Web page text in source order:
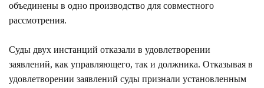
объединены в одно производство для совместного
рассмотрения.
Суды двух инстанций отказали в удовлетворении
заявлений, как управляющего, так и должника. Отказывая в
удовлетворении заявлений суды признали установленным